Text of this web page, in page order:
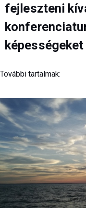
fejleszteni
képességeket
További tartalmak: